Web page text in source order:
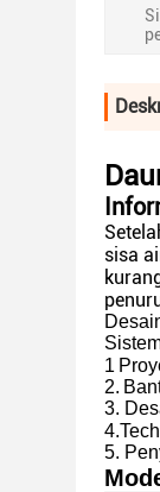
sisa
1
2.
3.
5.